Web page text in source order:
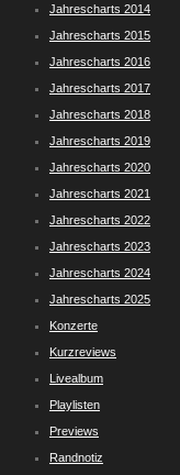
Jahrescharts 2014
Jahrescharts 2015
Jahrescharts 2016
Jahrescharts 2017
Jahrescharts 2018
Jahrescharts 2019
Jahrescharts 2020
Jahrescharts 2021
Jahrescharts 2022
Jahrescharts 2023
Jahrescharts 2024
Jahrescharts 2025
Konzerte
Kurzreviews
Livealbum
Playlisten
Previews
Randnotiz